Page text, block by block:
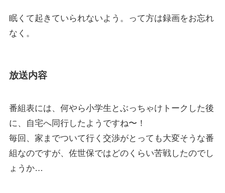
眠くて起きていられないよう。って方は録画をお忘れ
なく。
放送内容
番組表には、何やら小学生とぶっちゃけトークした後
に、自宅へ同行したようですね〜！
毎回、家までついて行く交渉がとっても大変そうな番
組なのですが、佐世保ではどのくらい苦戦したのでし
ょうか…